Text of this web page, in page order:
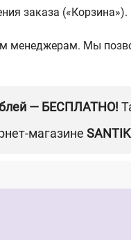
заказа («Корзина»).
менеджерам. Мы
— БЕСПЛАТНО!
магазине